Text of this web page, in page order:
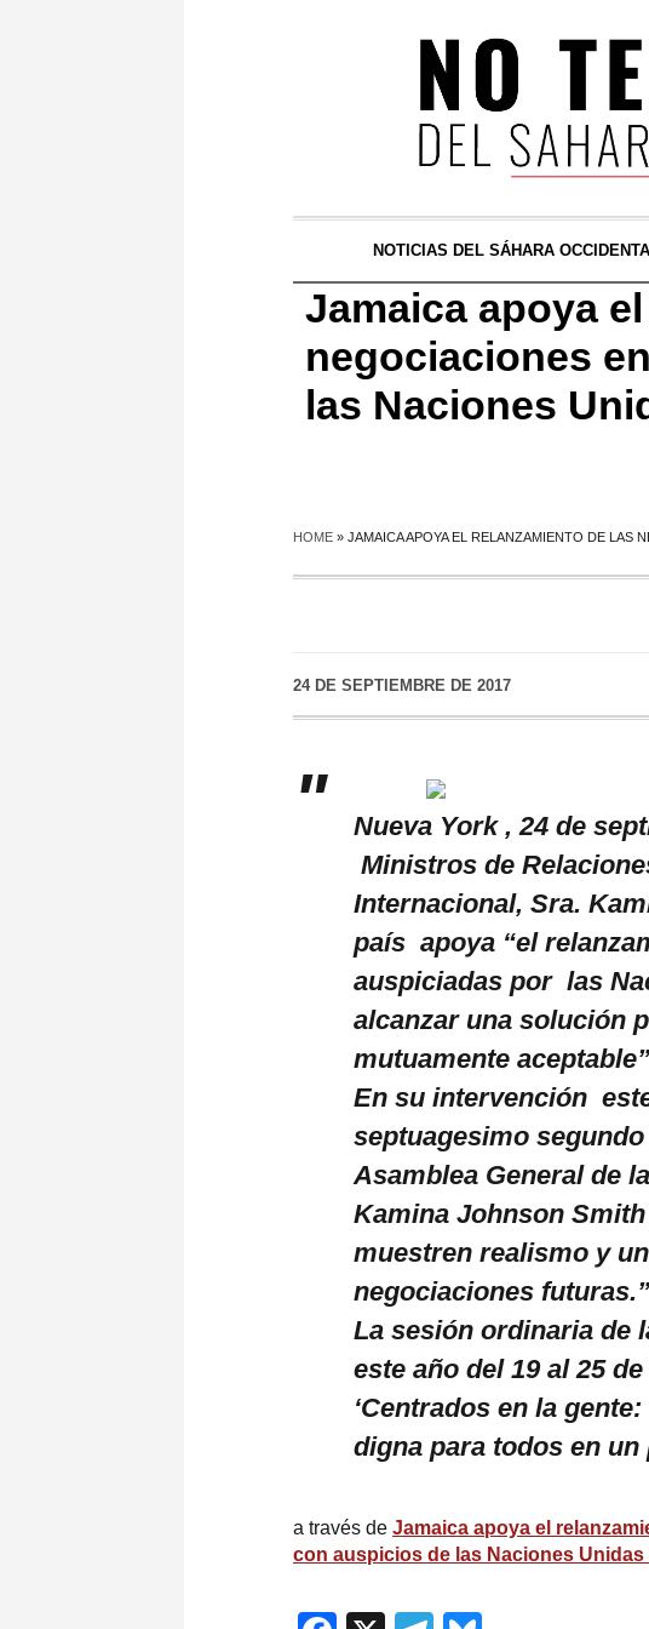
NOTICIAS DEL SÁHARA
Jamaica apoya
negociaciones
las Naciones
HOME » JAMAICA APOYA EL RELANZAMIENTO DE LAS
24 DE SEPTIEMBRE DE 2017
Nueva York , 24 de
Ministros de
Internacional, Sra.
país apoya “el
auspiciadas por las
alcanzar una solución
mutuamente
En su intervención
septuagesimo
Asamblea General de
Kamina Johnson
muestren realismo y
negociaciones futuras.”
La sesión ordinaria de
este año del 19 al 25
‘Centrados en la
digna para todos en un
a través de Jamaica apoya el
con auspicios de las Naciones Unidas